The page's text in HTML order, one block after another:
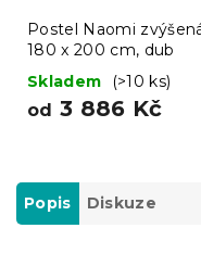
Postel Naomi
180 x 200 cm, dub
Skladem
(>10 ks)
od 3 886 Kč
Popis Diskuze